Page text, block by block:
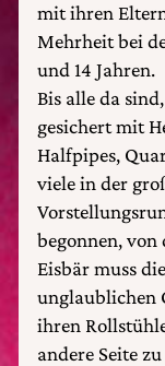
mit ihren
Mehrheit bei
und 14 Jahren.
Bis alle da
gesichert mit
Halfpipes,
viele in der
begonnen, von
Eisbär muss
unglaublichen
ihren
andere Seite